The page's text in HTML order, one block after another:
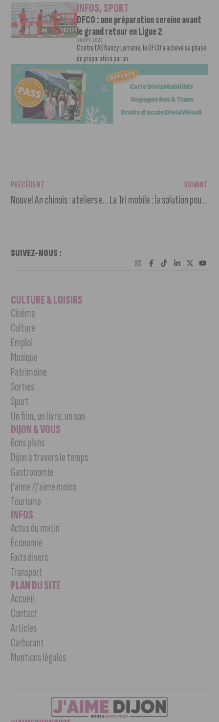
INFOS,SPORT
DFCO : une préparation sereine avant
le grand retour en Ligue 2
3 AOÛT, 2026
Contre l’AS Nancy Lorraine, le DFCO a achevé sa phase
de préparation par un...
PRÉCÉDENT
Nouvel An chinois : ateliers et traditions à la Toison d’Or
SUIVANT
La Tri mobile : la solution pour vous déchets dangereux en ville
SUIVEZ-NOUS :
CULTURE & LOISIRS
Cinéma
Culture
Emploi
Musique
Patrimoine
Sorties
Sport
Un film, un livre, un son
DIJON & VOUS
Bons plans
Dijon à travers le temps
Gastronomie
J’aime /J’aime moins
Tourisme
INFOS
Actus du matin
Économie
Faits divers
Transport
PLAN DU SITE
Accueil
Contact
Articles
Carburant
Mentions légales